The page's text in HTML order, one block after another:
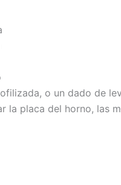
o un dado de
la placa del horno, las